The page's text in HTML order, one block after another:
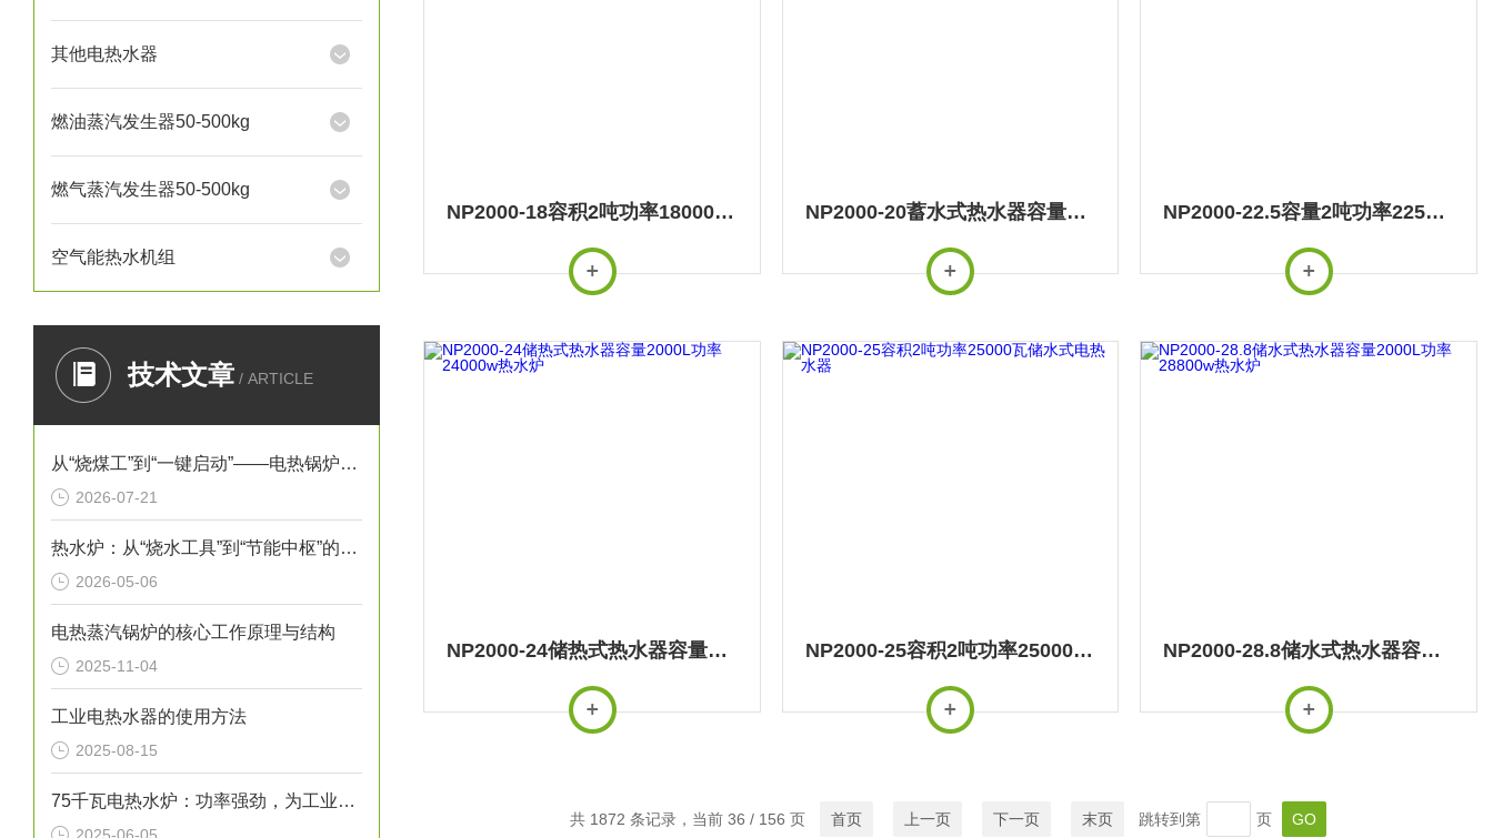
其他电热水器
燃油蒸汽发生器50-500kg
燃气蒸汽发生器50-500kg
空气能热水机组
技术文章 / ARTICLE
从“烧煤工”到“一键启动”——电热锅炉如何重塑工业供热逻辑
2026-07-21
热水炉：从“烧水工具”到“节能中枢”的进化史
2026-05-06
电热蒸汽锅炉的核心工作原理与结构
2025-11-04
工业电热水器的使用方法
2025-08-15
75千瓦电热水炉：功率强劲，为工业生产提供稳定热水源！
NP2000-18容积2吨功率18000瓦蓄水式电热水器 NP2000-20蓄水式热水器容量2000L功率20000w热水炉 NP2000-22.5容量2吨功率22500瓦储热式电热水器
NP2000-24储热式热水器容量2000L功率24000w热水炉 NP2000-25容积2吨功率25000瓦储水式电热水器 NP2000-28.8储水式热水器容量2000L功率28800w热水炉
共 1872 条记录，当前 36 / 156 页 首页 上一页 下一页 末页 跳转到第 页